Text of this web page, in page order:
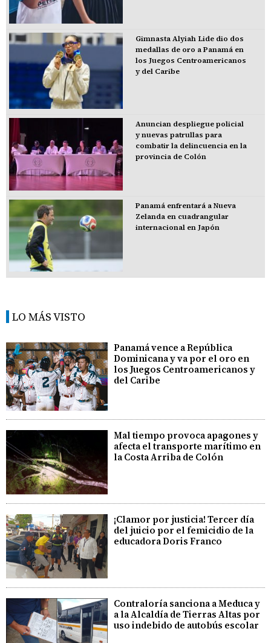
Gimnasta Alyiah Lide dio dos
medallas de oro a Panamá en
los Juegos Centroamericanos
y del Caribe
Anuncian despliegue policial
y nuevas patrullas para
combatir la delincuencia en la
provincia de Colón
Panamá enfrentará a Nueva
Zelanda en cuadrangular
internacional en Japón
LO MÁS VISTO
Panamá vence a República
Dominicana y va por el oro en
los Juegos Centroamericanos y
del Caribe
Mal tiempo provoca apagones y
afecta el transporte marítimo en
la Costa Arriba de Colón
¡Clamor por justicia! Tercer día
del juicio por el femicidio de la
educadora Doris Franco
Contraloría sanciona a Meduca y
a la Alcaldía de Tierras Altas por
uso indebido de autobús escolar